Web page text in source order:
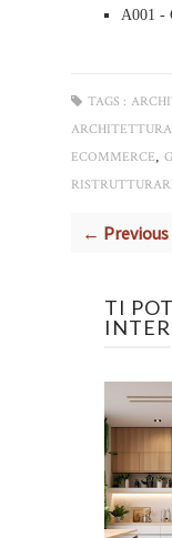
A001 -
TAGS :
ARCHITETTURA
ECOMMERCE,
←
TI